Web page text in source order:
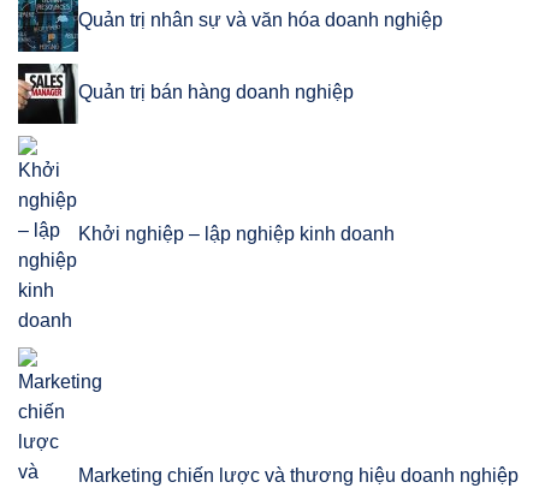
Quản trị nhân sự và văn hóa doanh nghiệp
Quản trị bán hàng doanh nghiệp
Khởi nghiệp – lập nghiệp kinh doanh
Marketing chiến lược và thương hiệu doanh nghiệp